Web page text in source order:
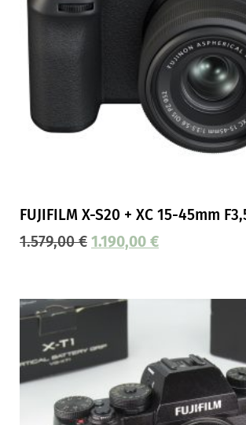
FUJIFILM X-S20 + XC 15-45mm
1.579,00€ 1.190,00 €